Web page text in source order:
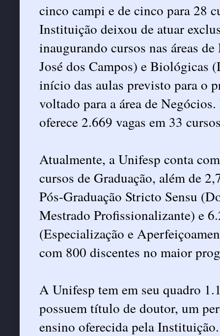
cinco campi e de cinco para 28
Instituição deixou de atuar
inaugurando cursos nas áreas
José dos Campos) e Biológicas
início das aulas previsto para o
voltado para a área de
oferece 2.669 vagas em 33
Atualmente, a Unifesp conta
cursos de Graduação, além de
Pós-Graduação Stricto Sensu
Mestrado Profissionalizante) e
(Especialização e
com 800 discentes no maior
A Unifesp tem em seu quadro
possuem título de doutor, um
ensino oferecida pela Instituição.